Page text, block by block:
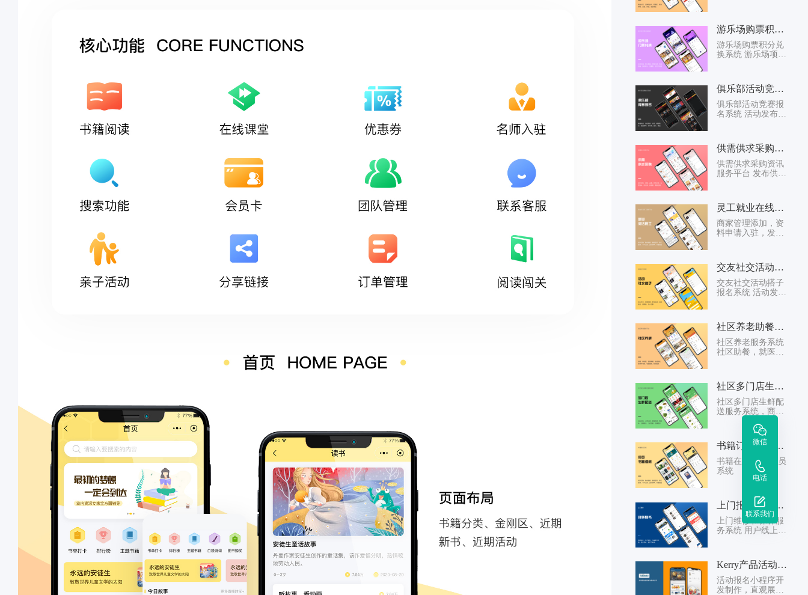
踪 在线兑换码生成
游乐场购票积分兑换系统
游乐场购票积分兑
换系统 游乐场项目
设置，门禁对接，
设备核销
俱乐部活动竞赛报名系统
俱乐部活动竞赛报
名系统 活动发布，
报名，竞赛结果，
竞赛...
供需供求采购资讯服务平台
供需供求采购资讯
服务平台 发布供需
认需求，戳合成
交，每日报价更...
灵工就业在线招聘多商家灵活用工结算系统
商家管理添加，资
料申请入驻，发布
地址，日薪资以及
就业要求条件等 ...
交友社交活动搭子报名-整点薯条
交友社交活动搭子
报名系统 活动发
名，活动返场，活
动点赞，报名，
用...
社区养老助餐就医养老服务系统-夕悦颐养
社区养老服务系统
社区助餐，就医配
社区管家，社区志
愿者...
社区多门店生鲜蔬果自提配送系统
社区多门店生鲜配
送服务系统，商品
加，商品介绍，商
品下单购买支付，
订单自提，订单配
送 ...
书籍订阅借阅会员系统
书籍在线借阅 会员
系统
上门报修保养服务系统
上门维修和保养服
务系统 用户线上提
门维修标记确认订
单完成在线服务商
城...
Kerry产品活动报名系统
活动报名小程序开
发制作，直观展示
微信
电话
联系我们